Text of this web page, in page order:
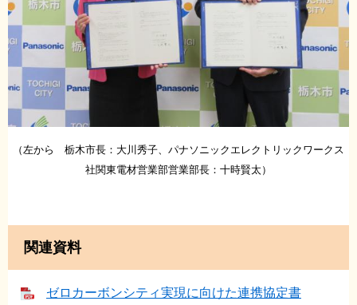
（左から 栃木市長：大川秀子、パナソニックエレクトリックワークス
社関東電材営業部営業部長：十時賢太）
関連資料
ゼロカーボンシティ実現に向けた連携協定書